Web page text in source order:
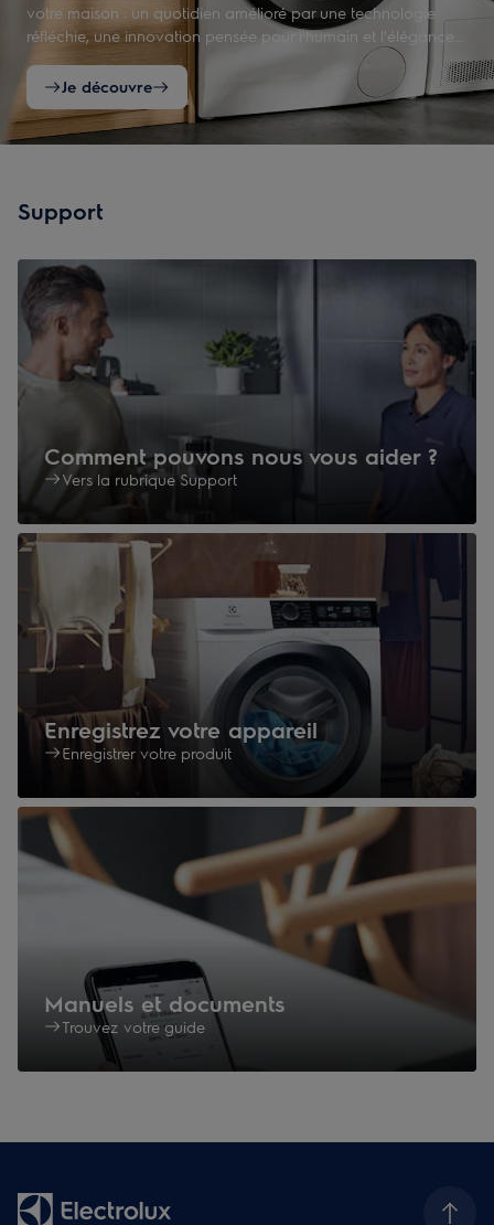
votre maison : un quotidien amélioré par une technologie
réfléchie, une innovation pensée pour l'humain et l'élégance
Je découvre
Support
Comment pouvons nous vous aider ?
Vers la rubrique Support
Enregistrez votre appareil
Enregistrer votre produit
Manuels et documents
Trouvez votre guide